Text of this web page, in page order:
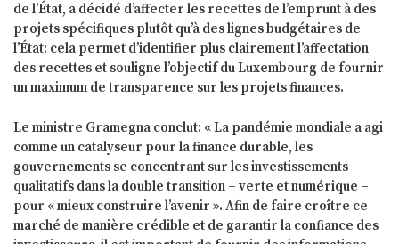
de l’État, a décidé d’affecter les recettes de l’emprunt à des
projets spécifiques plutôt qu’à des lignes budgétaires de
l’État: cela permet d’identifier plus clairement l’affectation
des recettes et souligne l’objectif du Luxembourg de fournir
un maximum de transparence sur les projets finances.
Le ministre Gramegna conclut: « La pandémie mondiale a agi
comme un catalyseur pour la finance durable, les
gouvernements se concentrant sur les investissements
qualitatifs dans la double transition – verte et numérique –
pour « mieux construire l’avenir ». Afin de faire croître ce
marché de manière crédible et de garantir la confiance des